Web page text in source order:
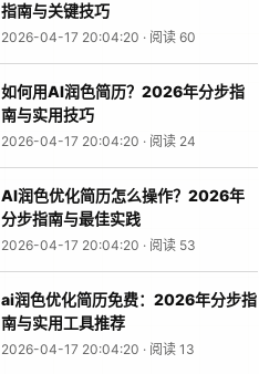
指南与关键技巧
2026-04-17 20:04:20 · 阅读 60
如何用AI润色简历？2026年分步指
南与实用技巧
2026-04-17 20:04:20 · 阅读 24
AI润色优化简历怎么操作？2026年
分步指南与最佳实践
2026-04-17 20:04:20 · 阅读 53
ai润色优化简历免费：2026年分步指
南与实用工具推荐
2026-04-17 20:04:20 · 阅读 13